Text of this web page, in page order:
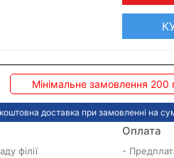
Мінімальне замовлення 200
доставка при замовленні на
філії
Оплата
-